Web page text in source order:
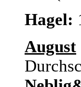
Hagel:
August